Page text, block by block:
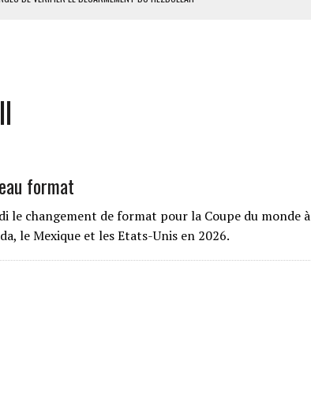
CÔTE D’IVOIRE
DE MOANDA
format
le changement de format pour la Coupe du monde à
le Mexique et les Etats-Unis en 2026.